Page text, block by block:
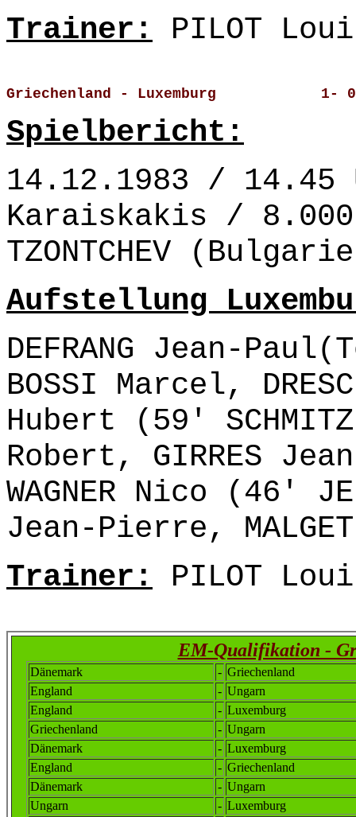
Trainer: PILOT
Griechenland - Luxemburg            1-
Spielbericht:
14.12.1983 /
Karaiskakis /
TZONTCHEV
Aufstellung
DEFRANG Jean-
BOSSI Marcel,
Hubert (59'
Robert, GIRRES
WAGNER Nico (46'
Jean-Pierre,
Trainer: PILOT
EM-Qualifikation -
Dänemark - Griechenland
England
- Ungarn
England
- Luxemburg
Griechenland
- Ungarn
Dänemark
- Luxemburg
England
- Griechenland
Dänemark
- Ungarn
Ungarn
- Luxemburg